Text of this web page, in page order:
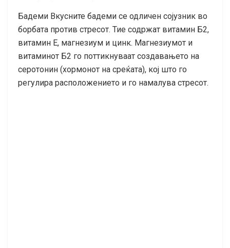
Бадеми Вкусните бадеми се одличен сојузник во
борбата против стресот. Тие содржат витамин Б2,
витамин Е, магнезиум и цинк. Магнезиумот и
витаминот Б2 го поттикнуваат создавањето на
серотонин (хормонот на среќата), кој што го
регулира расположението и го намалува стресот.